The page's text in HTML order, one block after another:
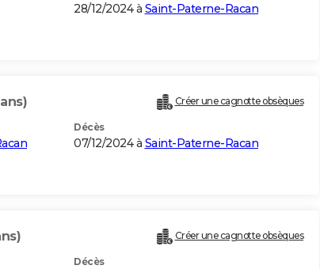
28/12/2024 à Saint-Paterne-Racan
Créer une cagnotte obsèques
Décès
07/12/2024 à Saint-Paterne-Racan
Créer une cagnotte obsèques
Décès